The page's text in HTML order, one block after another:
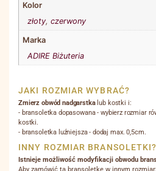
Kolor
złoty, czerwony
Marka
ADIRE Biżuteria
JAKI ROZMIAR WYBRAĆ?
Zmierz obwód nadgarstkalub kostki i:
- bransoletka dopasowana - wybierz rozmiar
kostki.
- bransoletka luźniejsza - dodaj max. 0,5cm.
INNY ROZMIAR BRANSOLETKI?
Istnieje możliwość modyfikacji obwodu
Aby zamówić tą bransoletkę w innym